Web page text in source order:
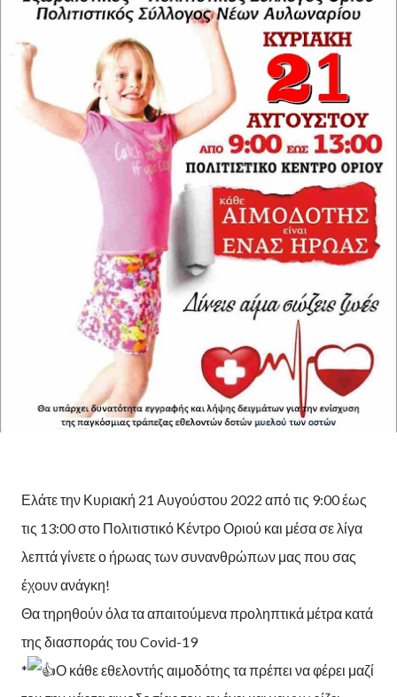
Ελάτε την Κυριακή 21 Αυγούστου 2022 από τις 9:00 έως
τις 13:00 στο Πολιτιστικό Κέντρο Οριού και μέσα σε λίγα
λεπτά γίνετε ο ήρωας των συνανθρώπων μας που σας
έχουν ανάγκη!
Θα τηρηθούν όλα τα απαιτούμενα προληπτικά μέτρα κατά
της διασποράς του Covid-19
*
Ο κάθε εθελοντής αιμοδότης τα πρέπει να φέρει μαζί